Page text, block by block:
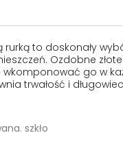
rurką to
Ozdobne
go w
trwałość i
szkło